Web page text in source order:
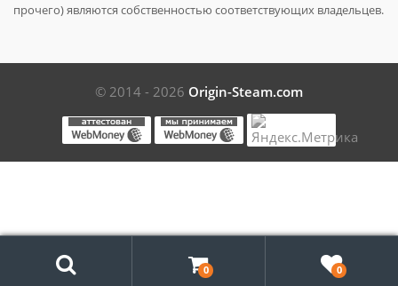
прочего) являются собственностью соответствующих владельцев.
© 2014 - 2026 Origin-Steam.com
0 0